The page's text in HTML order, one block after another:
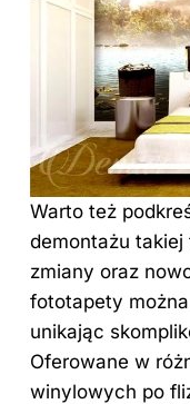
Warto też
demontażu
zmiany oraz
fototapety
unikając
Oferowane w
winylowych po